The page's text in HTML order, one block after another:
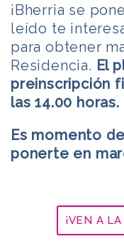
¡Bherria se
leído te
para obtener
Residencia. El
preinscripción
las 14.00 horas.
Es momento
ponerte en
¡VEN A